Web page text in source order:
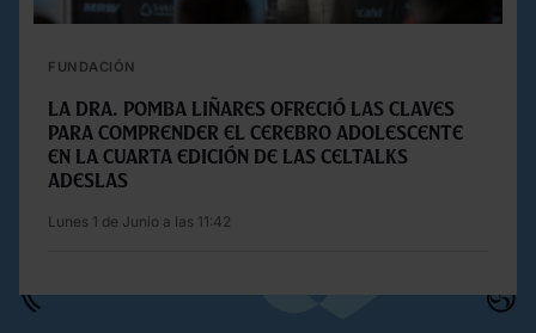
FUNDACIÓN
La Dra. Pomba Liñares ofreció las claves
para comprender el cerebro adolescente
en la cuarta edición de las Celtalks
Adeslas
Lunes 1 de Junio a las 11:42